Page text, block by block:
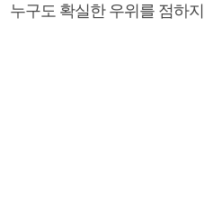
누구도 확실한 우위를 점하